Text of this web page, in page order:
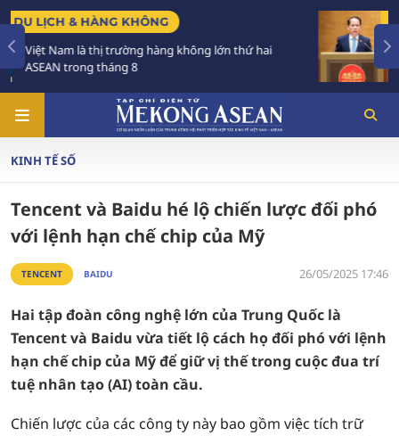
CHÍNH SÁCH
Tạo khuôn khổ pháp lý ổn định, đột phá để phát
KINH TẾ SỐ
Tencent và Baidu hé lộ chiến lược đối phó
với lệnh hạn chế chip của Mỹ
TENCENT BAIDU 26/05/2025 17:46
Hai tập đoàn công nghệ lớn của Trung Quốc là
Tencent và Baidu vừa tiết lộ cách họ đối phó với lệnh
hạn chế chip của Mỹ để giữ vị thế trong cuộc đua trí
tuệ nhân tạo (AI) toàn cầu.
Chiến lược của các công ty này bao gồm việc tích trữ